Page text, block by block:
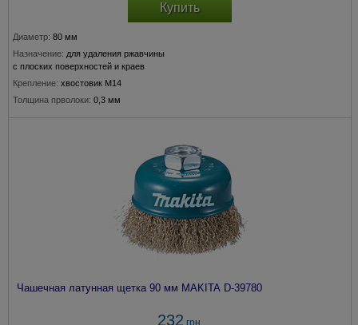
Купить
Диаметр: 80 мм
Назначение: для удаления ржавчины
с плоских поверхностей и краев
Крепление: хвостовик М14
Толщина прволоки: 0,3 мм
Подходит для модели: 115, 150 мм
Чашечная латунная щетка 90 мм MAKITA D-39780
232 грн.